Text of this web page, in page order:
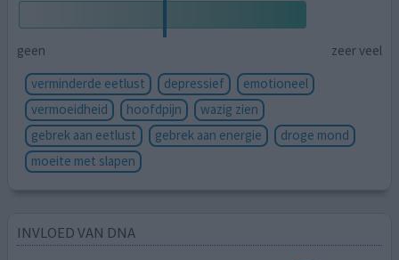
geen
zeer veel
verminderde eetlust
depressief
emotioneel
vermoeidheid
hoofdpijn
wazig zien
gebrek aan eetlust
gebrek aan energie
droge mond
moeite met slapen
INVLOED VAN DNA